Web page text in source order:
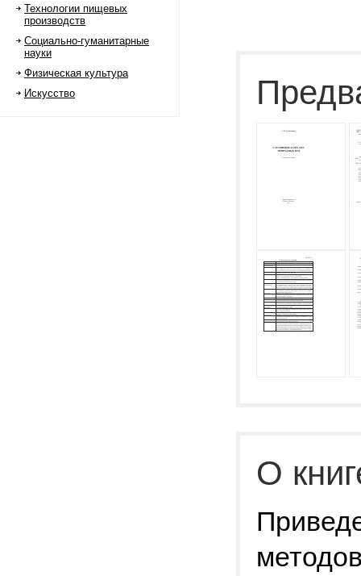
Технологии пищевых
производств
Социально-гуманитарные
науки
Физическая культура
Искусство
О